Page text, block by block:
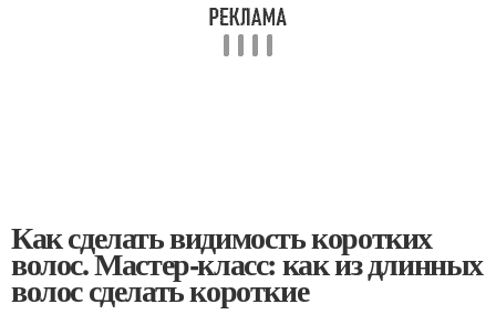
Как сделать видимость коротких
волос. Мастер-класс: как из длинных
волос сделать короткие